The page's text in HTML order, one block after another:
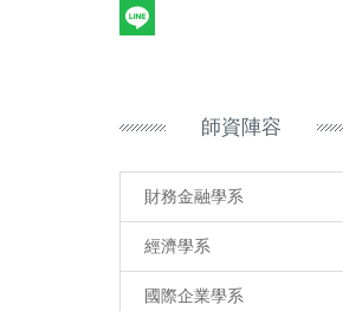
師資陣容
財務金融學系
經濟學系
國際企業學系